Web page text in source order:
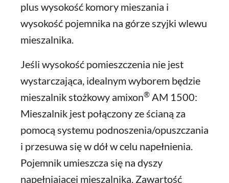
plus wysokość komory mieszania i
wysokość pojemnika na górze szyjki wlewu
mieszalnika.
Jeśli wysokość pomieszczenia nie jest
wystarczająca, idealnym wyborem będzie
mieszalnik stożkowy amixon® AM 1500:
Mieszalnik jest połączony ze ścianą za
pomocą systemu podnoszenia/opuszczania
i przesuwa się w dół w celu napełnienia.
Pojemnik umieszcza się na dyszy
napełniającej mieszalnika. Zawartość